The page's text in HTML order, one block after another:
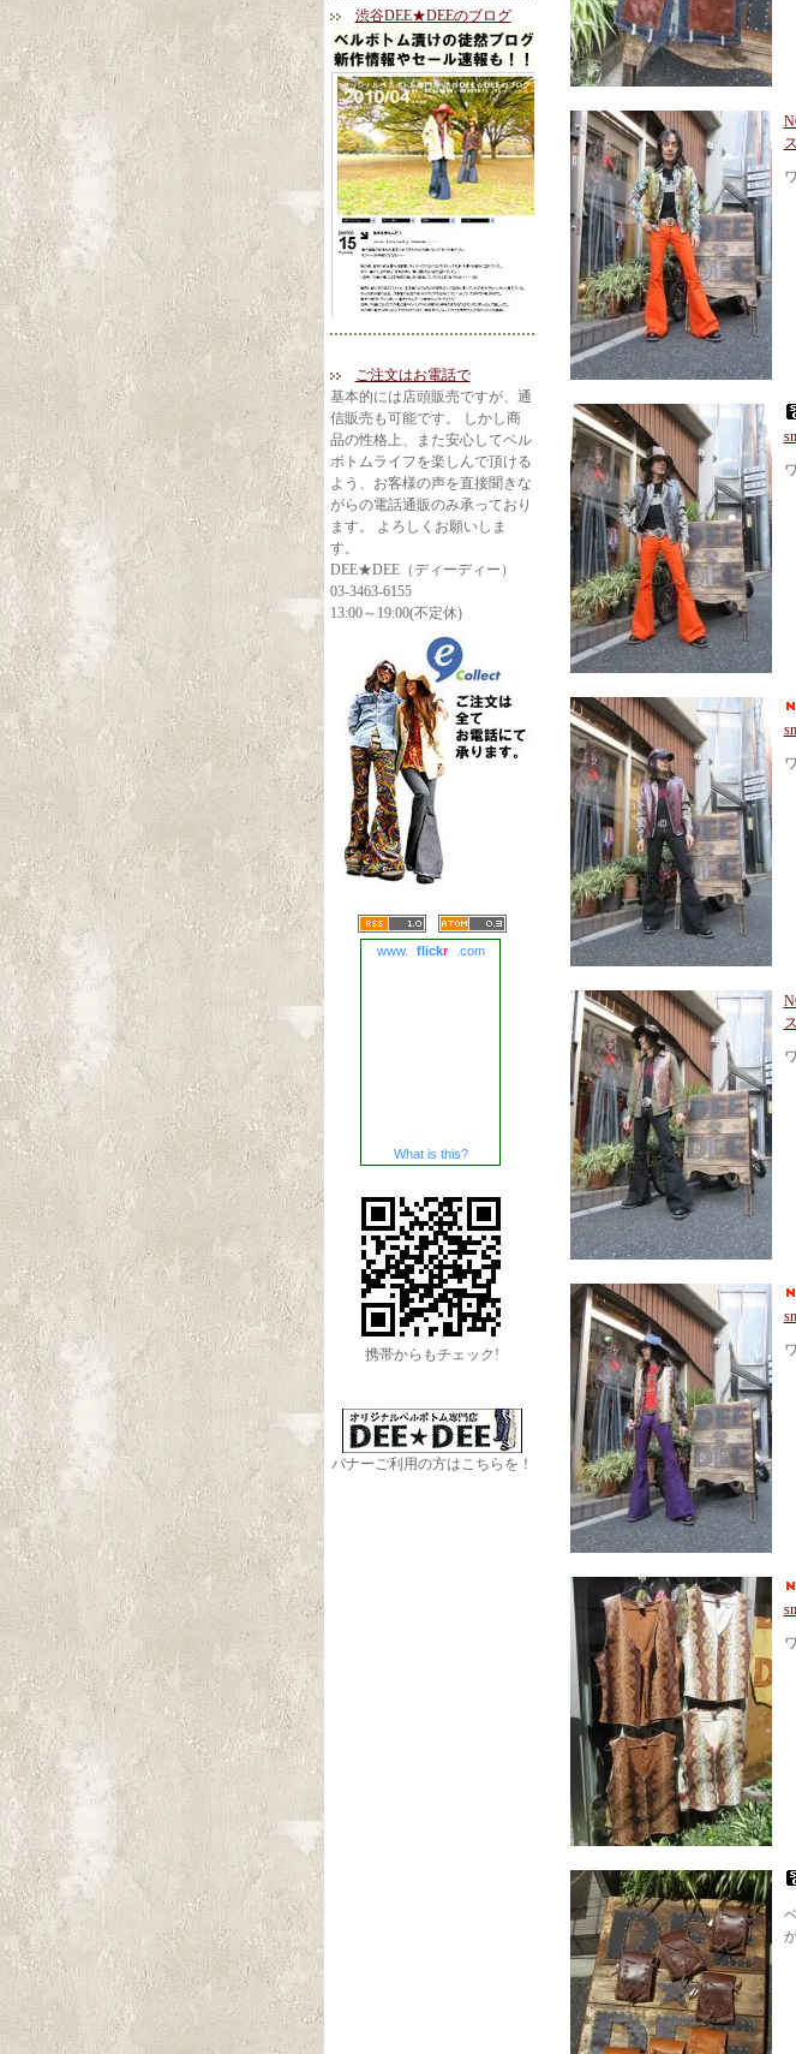
渋谷DEE★DEEのブログ
ご注文はお電話で
基本的には店頭販売ですが、通
信販売も可能です。 しかし商
品の性格上、また安心してベル
ボトムライフを楽しんで頂ける
よう、お客様の声を直接聞きな
がらの電話通販のみ承っており
ます。 よろしくお願いしま
す。
DEE★DEE（ディーディー）
03-3463-6155
13:00～19:00(不定休)
www. flickr .com
What is this?
携帯からもチェック!
バナーご利用の方はこちらを！